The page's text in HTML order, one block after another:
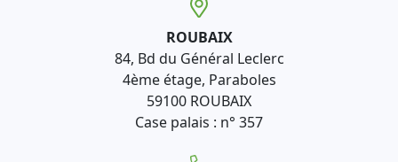
ROUBAIX
84, Bd du Général Leclerc
4ème étage, Paraboles
59100 ROUBAIX
Case palais : n° 357